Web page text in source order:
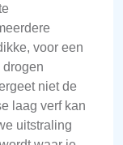
voor een
niet de
laag verf kan
uitstraling